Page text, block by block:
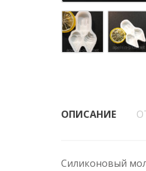
ОПИСАНИЕ
Силиконовый